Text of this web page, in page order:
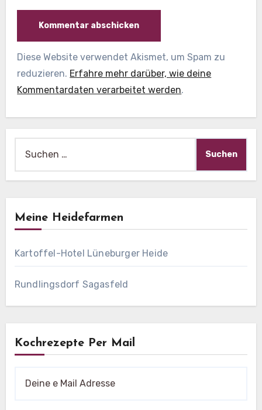
Diese Website verwendet Akismet, um Spam zu
reduzieren. Erfahre mehr darüber, wie deine
Kommentardaten verarbeitet werden.
nach:
Meine Heidefarmen
Kartoffel-Hotel Lüneburger Heide
Rundlingsdorf Sagasfeld
Kochrezepte Per Mail